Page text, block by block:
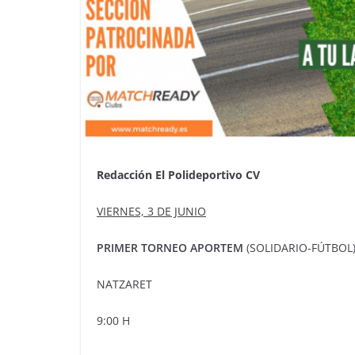
Redacción El Polideportivo CV
VIERNES, 3 DE JUNIO
PRIMER TORNEO APORTEM (SOLIDARIO-FÚTBOL)
NATZARET
9:00 H